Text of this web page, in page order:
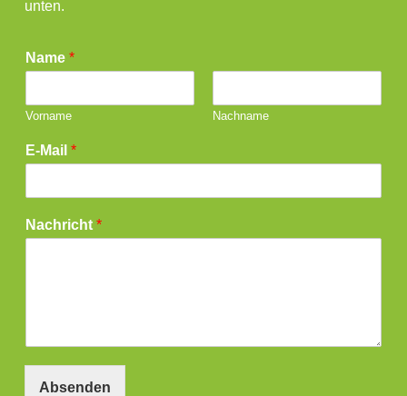
unten.
Name *
Vorname Nachname
E-Mail *
Nachricht *
Absenden